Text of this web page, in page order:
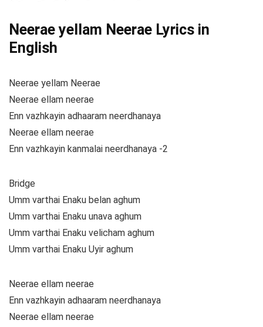
Neerae yellam Neerae Lyrics in
English
Neerae yellam Neerae
Neerae ellam neerae
Enn vazhkayin adhaaram neerdhanaya
Neerae ellam neerae
Enn vazhkayin kanmalai neerdhanaya -2
Bridge
Umm varthai Enaku belan aghum
Umm varthai Enaku unava aghum
Umm varthai Enaku velicham aghum
Umm varthai Enaku Uyir aghum
Neerae ellam neerae
Enn vazhkayin adhaaram neerdhanaya
Neerae ellam neerae